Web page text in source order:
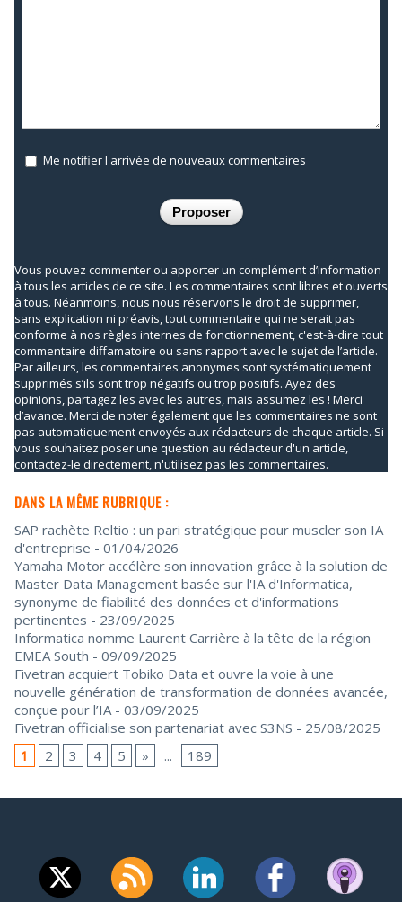
Me notifier l'arrivée de nouveaux commentaires
Vous pouvez commenter ou apporter un complément d’information
à tous les articles de ce site. Les commentaires sont libres et ouverts
à tous. Néanmoins, nous nous réservons le droit de supprimer,
sans explication ni préavis, tout commentaire qui ne serait pas
conforme à nos règles internes de fonctionnement, c'est-à-dire tout
commentaire diffamatoire ou sans rapport avec le sujet de l’article.
Par ailleurs, les commentaires anonymes sont systématiquement
supprimés s’ils sont trop négatifs ou trop positifs. Ayez des
opinions, partagez les avec les autres, mais assumez les ! Merci
d’avance. Merci de noter également que les commentaires ne sont
pas automatiquement envoyés aux rédacteurs de chaque article. Si
vous souhaitez poser une question au rédacteur d'un article,
contactez-le directement, n'utilisez pas les commentaires.
DANS LA MÊME RUBRIQUE :
SAP rachète Reltio : un pari stratégique pour muscler son IA
d'entreprise - 01/04/2026
Yamaha Motor accélère son innovation grâce à la solution de
Master Data Management basée sur l'IA d'Informatica,
synonyme de fiabilité des données et d'informations
pertinentes - 23/09/2025
Informatica nomme Laurent Carrière à la tête de la région
EMEA South - 09/09/2025
Fivetran acquiert Tobiko Data et ouvre la voie à une
nouvelle génération de transformation de données avancée,
conçue pour l’IA - 03/09/2025
Fivetran officialise son partenariat avec S3NS - 25/08/2025
1
2 3 4 5 » ... 189